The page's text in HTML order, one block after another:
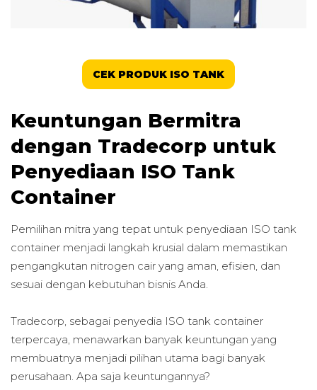
CEK PRODUK ISO TANK
Keuntungan Bermitra
dengan Tradecorp untuk
Penyediaan ISO Tank
Container
Pemilihan mitra yang tepat untuk penyediaan ISO tank
container menjadi langkah krusial dalam memastikan
pengangkutan nitrogen cair yang aman, efisien, dan
sesuai dengan kebutuhan bisnis Anda.
Tradecorp, sebagai penyedia ISO tank container
terpercaya, menawarkan banyak keuntungan yang
membuatnya menjadi pilihan utama bagi banyak
perusahaan. Apa saja keuntungannya?